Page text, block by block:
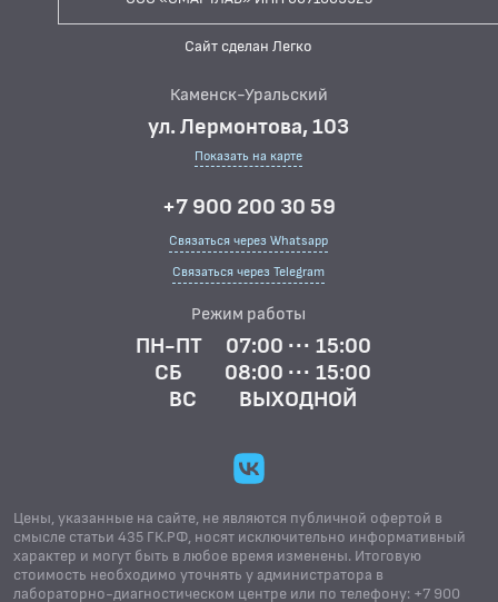
Сайт сделан Легко
Каменск-Уральский
ул. Лермонтова, 103
Показать на карте
+7 900 200 30 59
Связаться через Whatsapp
Связаться через Telegram
Режим работы
ПН-ПТ
07:00 ··· 15:00
СБ
08:00 ··· 15:00
ВС
ВЫХОДНОЙ
Цены, указанные на сайте, не являются публичной офертой в
смысле статьи 435 ГК.РФ, носят исключительно информативный
характер и могут быть в любое время изменены. Итоговую
стоимость необходимо уточнять у администратора в
лабораторно-диагностическом центре или по телефону: +7 900